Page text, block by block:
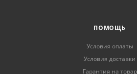
ПОМОЩЬ
Условия оплаты
Условия доставки
Гарантия на товар